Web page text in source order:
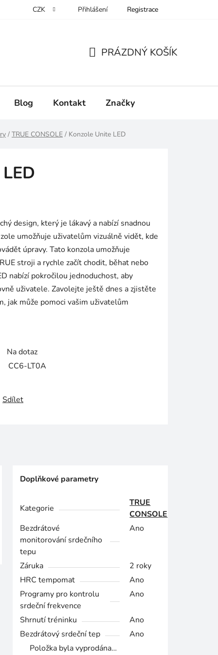
CZK Přihlášení Registrace
KOŠÍK
PRÁZDNÝ KOŠÍK
Blog Kontakt Značky
/ TRUE CONSOLE / Konzole Unite LED
design, který je lákavý a nabízí snadnou
umožňuje uživatelům vizuálně vidět, kde
úpravy. Tato konzola umožňuje
stroji a rychle začít chodit, běhat nebo
nabízí pokročilou jednoduchost, aby
uživatele. Zavolejte ještě dnes a zjistěte
jak může pomoci vašim uživatelům
Na dotaz
CC6-LT0A
Sdílet
Doplňkové parametry
Kategorie
TRUE
CONSOLE
Bezdrátové
monitorování srdečního
tepu
Ano
Záruka
2 roky
HRC tempomat
Ano
Programy pro kontrolu
srdeční frekvence
Ano
Shrnutí tréninku
Ano
Bezdrátový srdeční tep
Ano
Položka byla vyprodána…